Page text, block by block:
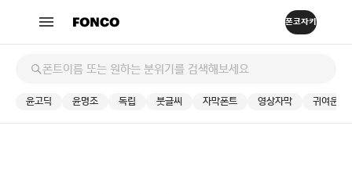
윤고딕 윤명조 독립 붓글씨 자막폰트 영상자막 귀여운